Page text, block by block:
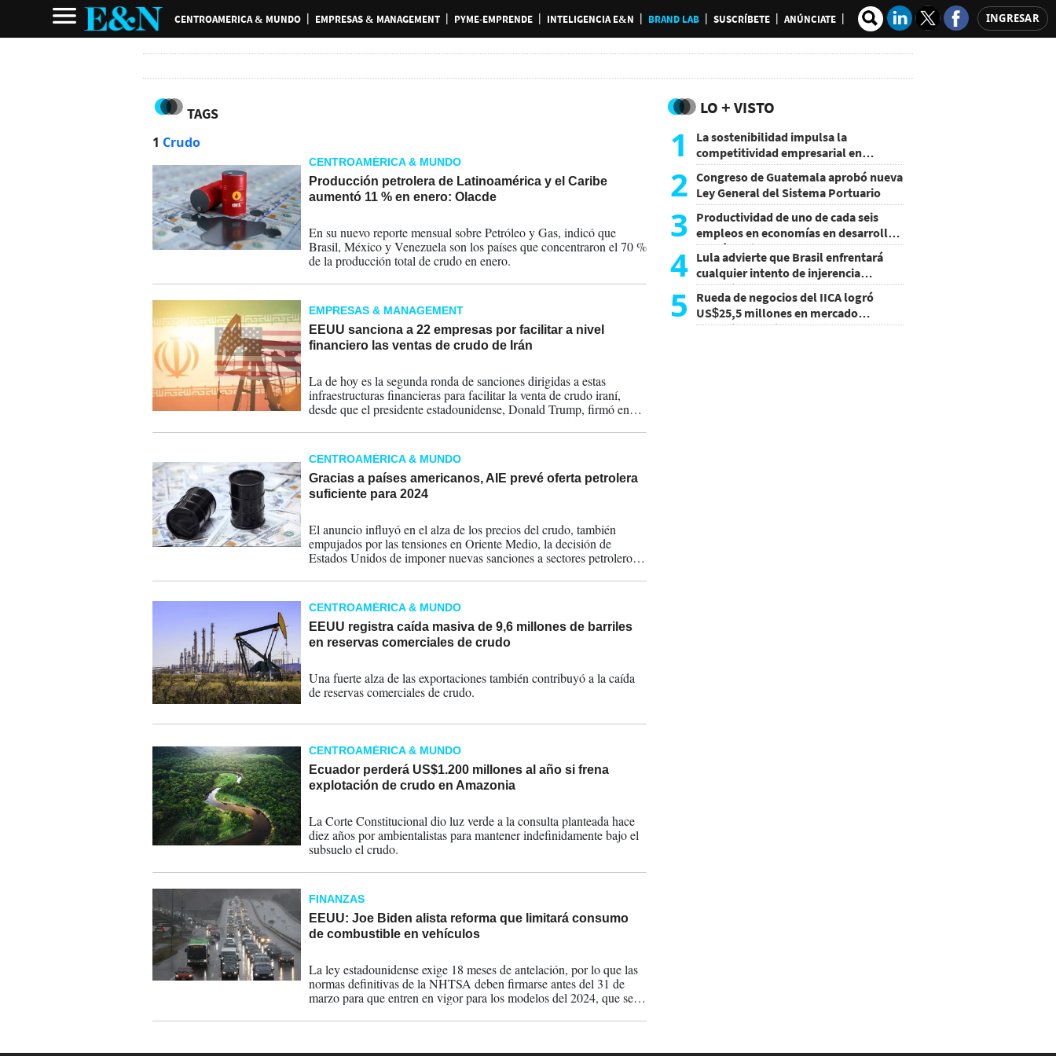
CENTROAMERICA & MUNDO EMPRESAS & MANAGEMENT PYME-EMPRENDE INTELIGENCIA E&N BRAND LAB SUSCRÍBETE ANÚNCIATE INGRESAR
TAGS
1 Crudo
CENTROAMÉRICA & MUNDO
Producción petrolera de Latinoamérica y el Caribe
aumentó 11 % en enero: Olacde
En su nuevo reporte mensual sobre Petróleo y Gas, indicó que
Brasil, México y Venezuela son los países que concentraron el 70 %
de la producción total de crudo en enero.
EMPRESAS & MANAGEMENT
EEUU sanciona a 22 empresas por facilitar a nivel
financiero las ventas de crudo de Irán
La de hoy es la segunda ronda de sanciones dirigidas a estas
infraestructuras financieras para facilitar la venta de crudo iraní,
desde que el presidente estadounidense, Donald Trump, firmó en
presión" sobre Irán.
CENTROAMÉRICA & MUNDO
Gracias a países americanos, AIE prevé oferta petrolera
suficiente para 2024
El anuncio influyó en el alza de los precios del crudo, también
empujados por las tensiones en Oriente Medio, la decisión de
Estados Unidos de imponer nuevas sanciones a sectores petroleros
instalaciones petroleras en territorio ruso.
CENTROAMÉRICA & MUNDO
EEUU registra caída masiva de 9,6 millones de barriles
en reservas comerciales de crudo
Una fuerte alza de las exportaciones también contribuyó a la caída
de reservas comerciales de crudo.
CENTROAMÉRICA & MUNDO
Ecuador perderá US$1.200 millones al año si frena
explotación de crudo en Amazonia
La Corte Constitucional dio luz verde a la consulta planteada hace
diez años por ambientalistas para mantener indefinidamente bajo el
subsuelo el crudo.
FINANZAS
EEUU: Joe Biden alista reforma que limitará consumo
de combustible en vehículos
La ley estadounidense exige 18 meses de antelación, por lo que las
normas definitivas de la NHTSA deben firmarse antes del 31 de
marzo para que entren en vigor para los modelos del 2024, que se
LO + VISTO
1
La sostenibilidad impulsa la
competitividad empresarial en
Guatemala
2 Congreso de Guatemala aprobó nueva
Ley General del Sistema Portuario
3 Productividad de uno de cada seis
empleos en economías en desarrollo
podría mejorar por la IA
4 Lula advierte que Brasil enfrentará
cualquier intento de injerencia
extranjera
5
Rueda de negocios del IICA logró
US$25,5 millones en mercado
agroalimentario